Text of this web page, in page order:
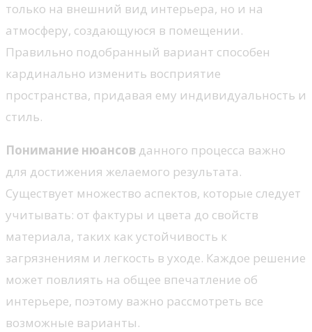
только на внешний вид интерьера, но и на
атмосферу, создающуюся в помещении.
Правильно подобранный вариант способен
кардинально изменить восприятие
пространства, придавая ему индивидуальность и
стиль.
Понимание нюансов данного процесса важно
для достижения желаемого результата.
Существует множество аспектов, которые следует
учитывать: от фактуры и цвета до свойств
материала, таких как устойчивость к
загрязнениям и легкость в уходе. Каждое решение
может повлиять на общее впечатление об
интерьере, поэтому важно рассмотреть все
возможные варианты.